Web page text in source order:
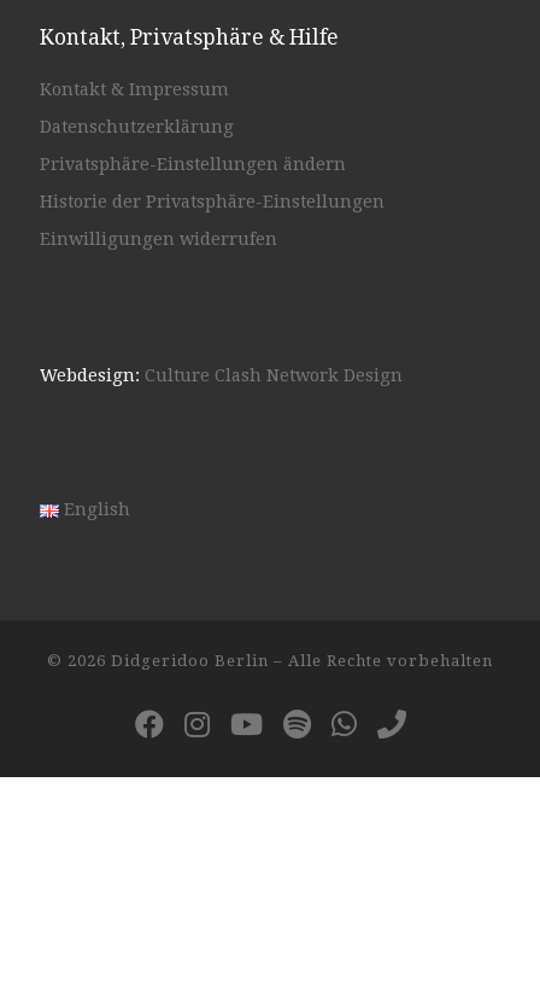
Kontakt, Privatsphäre & Hilfe
Kontakt & Impressum
Datenschutzerklärung
Privatsphäre-Einstellungen ändern
Historie der Privatsphäre-Einstellungen
Einwilligungen widerrufen
Webdesign: Culture Clash Network Design
English
© 2026 Didgeridoo Berlin – Alle Rechte vorbehalten